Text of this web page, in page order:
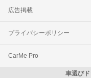
広告掲載
プライバシーポリシー
CarMe Pro
車選びド